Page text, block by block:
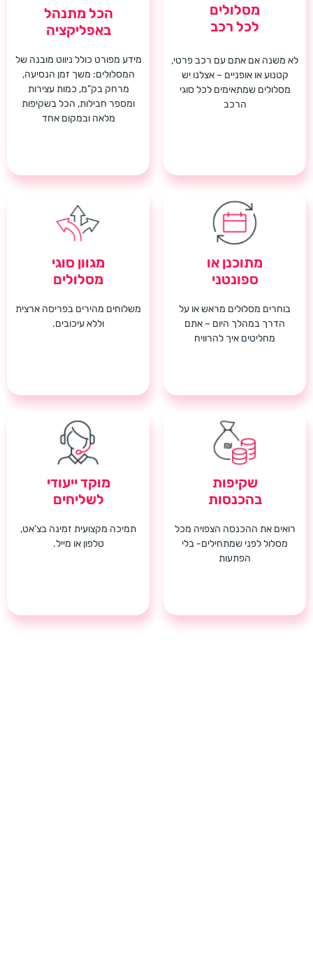
מסלולים
לכל רכב
לא משנה אם אתם עם רכב פרטי,
קטנוע או אופניים – אצלנו יש
מסלולים שמתאימים לכל סוגי
הרכב
הכל מתנהל
באפליקציה
מידע מפורט כולל ניווט מובנה של
המסלולים: משך זמן הנסיעה,
מרחק בק”מ, כמות עצירות
ומספר חבילות, הכל בשקיפות
מלאה ובמקום אחד
מתוכנן או
ספונטני
בוחרים מסלולים מראש או על
הדרך במהלך היום – אתם
מחליטים איך להרוויח
מגוון סוגי
מסלולים
משלוחים מהירים בפריסה ארצית
וללא עיכובים.
שקיפות
בהכנסות
רואים את ההכנסה הצפויה מכל
מסלול לפני שמתחילים- בלי
הפתעות
מוקד ייעודי
לשליחים
תמיכה מקצועית זמינה בצ’אט,
טלפון או מייל.